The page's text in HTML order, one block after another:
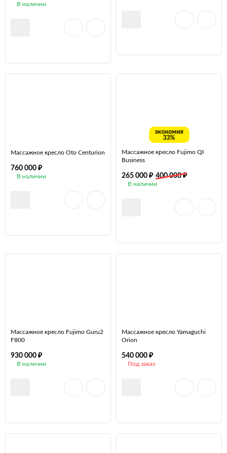
В наличии
Массажное кресло Oto Centurion
760 000 ₽
В наличии
экономия
33%
Массажное кресло Fujimo QI
Business
265 000 ₽ 400 000₽
В наличии
Массажное кресло Fujimo Guru2
F800
930 000 ₽
В наличии
Массажное кресло Yamaguchi
Orion
540 000 ₽
Под заказ